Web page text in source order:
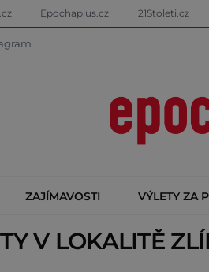
Epochaplus.cz 21Stoleti.cz
ZAJÍMAVOSTI VÝLETY ZA
V LOKALITĚ